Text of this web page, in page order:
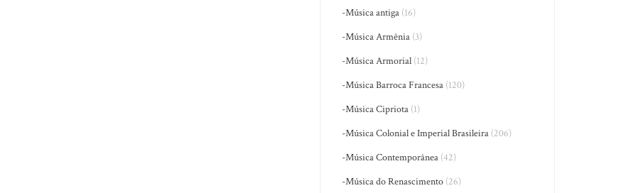
-Música antiga (16)
-Música Armênia (3)
-Música Armorial (12)
-Música Barroca Francesa (120)
-Música Cipriota (1)
-Música Colonial e Imperial Brasileira (206)
-Música Contemporânea (42)
-Música do Renascimento (26)